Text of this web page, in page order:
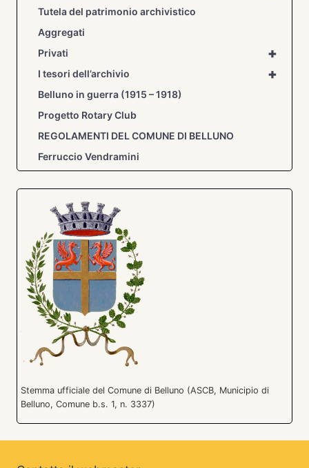
Tutela del patrimonio archivistico
Aggregati
+
Privati
+
I tesori dell’archivio
Belluno in guerra (1915 – 1918)
Progetto Rotary Club
REGOLAMENTI DEL COMUNE DI BELLUNO
Ferruccio Vendramini
Stemma ufficiale del Comune di Belluno (ASCB, Municipio di
Belluno, Comune b.s. 1, n. 3337)